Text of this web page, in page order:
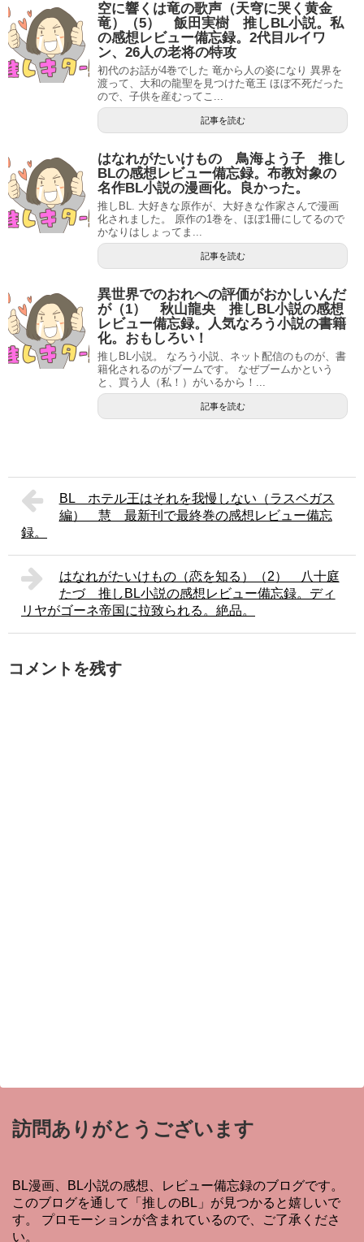
空に響くは竜の歌声（天穹に哭く黄金
竜）（5） 飯田実樹 推しBL小説。私
の感想レビュー備忘録。2代目ルイワ
ン、26人の老将の特攻
初代のお話が4巻でした 竜から人の姿になり 異界を
渡って、大和の龍聖を見つけた竜王 ほぼ不死だった
ので、子供を産むってこ...
記事を読む
はなれがたいけもの 鳥海よう子 推し
BLの感想レビュー備忘録。布教対象の
名作BL小説の漫画化。良かった。
推しBL. 大好きな原作が、大好きな作家さんで漫画
化されました。 原作の1巻を、ほぼ1冊にしてるので
かなりはしょってま...
記事を読む
異世界でのおれへの評価がおかしいんだ
が（1） 秋山龍央 推しBL小説の感想
レビュー備忘録。人気なろう小説の書籍
化。おもしろい！
推しBL小説。 なろう小説、ネット配信のものが、書
籍化されるのがブームです。 なぜブームかという
と、買う人（私！）がいるから！...
記事を読む
BL ホテル王はそれを我慢しない（ラスベガス
編） 慧 最新刊で最終巻の感想レビュー備忘
録。
はなれがたいけもの（恋を知る）（2） 八十庭
たづ 推しBL小説の感想レビュー備忘録。ディ
リヤがゴーネ帝国に拉致られる。絶品。
コメントを残す
訪問ありがとうございます
BL漫画、BL小説の感想、レビュー備忘録のブログです。
このブログを通して「推しのBL」が見つかると嬉しいで
す。 プロモーションが含まれているので、ご了承くださ
い。